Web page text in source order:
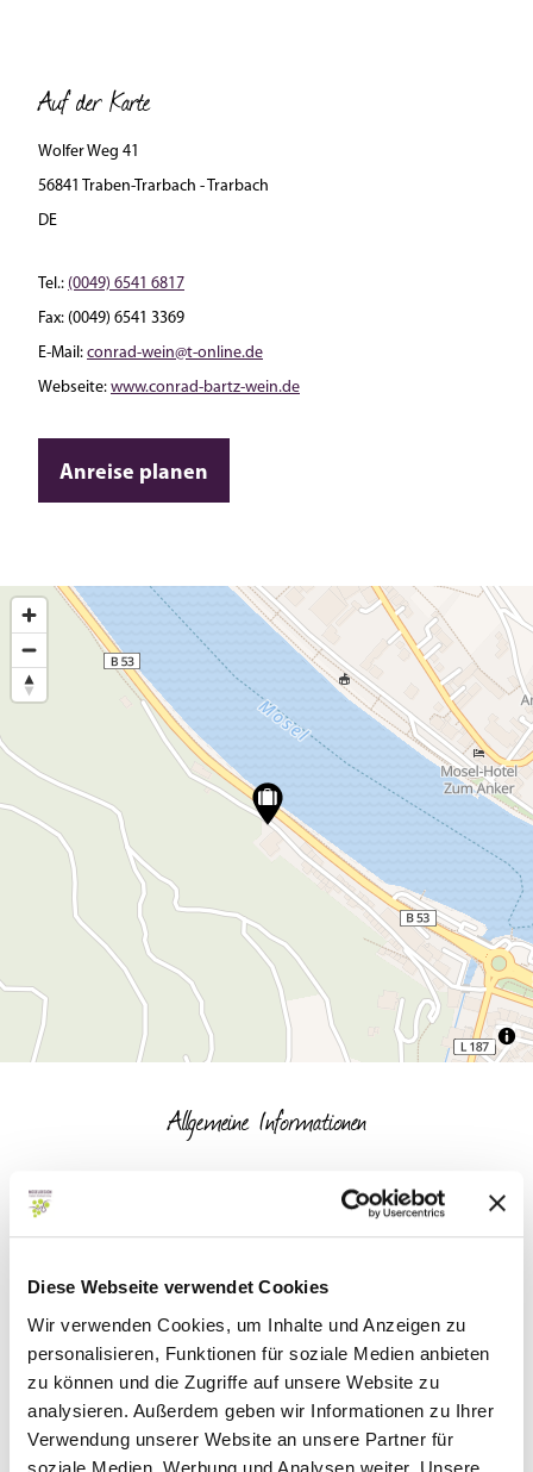
Diese Webseite verwendet Cookies
Wir verwenden Cookies, um Inhalte und Anzeigen zu
personalisieren, Funktionen für soziale Medien anbieten
zu können und die Zugriffe auf unsere Website zu
analysieren. Außerdem geben wir Informationen zu Ihrer
Verwendung unserer Website an unsere Partner für
soziale Medien, Werbung und Analysen weiter. Unsere
Auf der Karte
Wolfer Weg 41
56841 Traben-Trarbach - Trarbach
DE
Tel.: (0049) 6541 6817
Fax: (0049) 6541 3369
E-Mail: conrad-wein@t-online.de
Webseite: www.conrad-bartz-wein.de
Anreise planen
Allgemeine Informationen
Fremdsprachen
Einrichtungen Betrieb
Lage